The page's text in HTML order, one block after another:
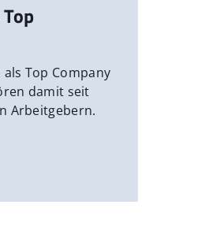
Top Company
damit seit
Arbeitgebern.